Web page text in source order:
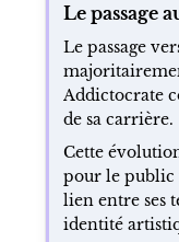
Le passage
Le passage
Addictocrate
de sa carrière.
Cette
pour le public
lien entre ses
identité